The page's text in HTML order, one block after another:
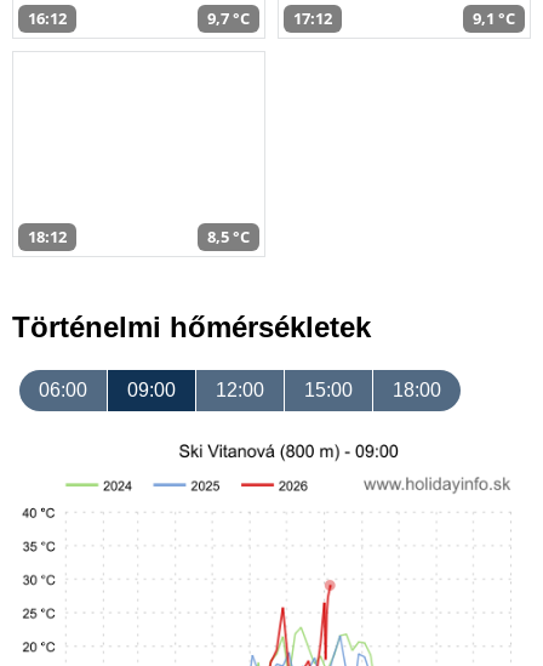
16:12 9,7 °C 17:12 9,1 °C
18:12 8,5 °C
Történelmi hőmérsékletek
06:00 09:00 12:00 15:00 18:00